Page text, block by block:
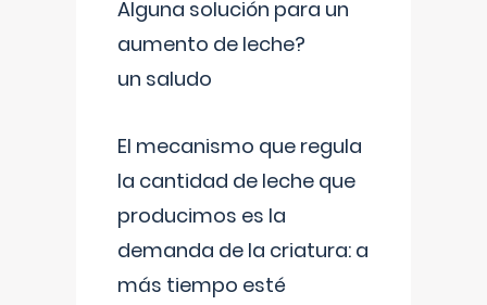
Alguna solución para un
aumento de leche?
un saludo
El mecanismo que regula
la cantidad de leche que
producimos es la
demanda de la criatura: a
más tiempo esté